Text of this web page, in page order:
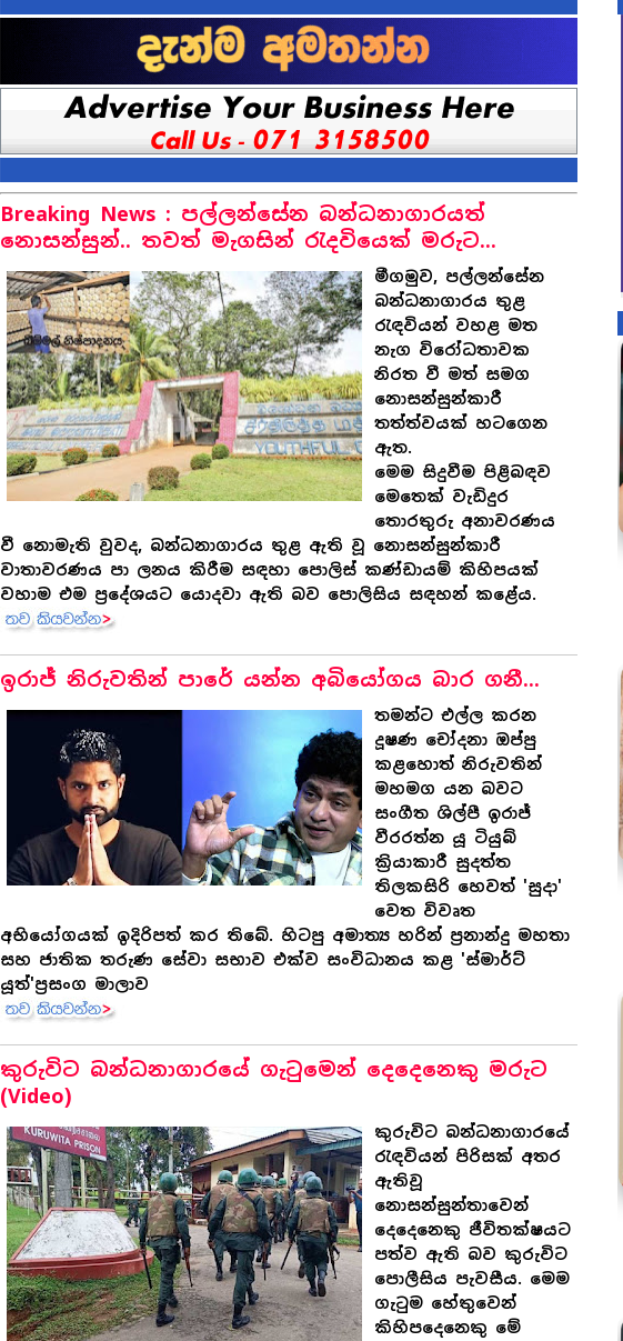
Breaking News : පල්ලන්සේන බන්ධනාගාරයත්
නොසන්සුන්.. තවත් මැගසින් රැදවියෙක් මරුට...
මීගමුව, පල්ලන්සේන
බන්ධනාගාරය තුළ
රැඳවියන් වහළ මත
නැග විරෝධතාවක
නිරත වී මත් සමග
නොසන්සුන්කාරී
තත්ත්වයක් හටගෙන
ඇත.
මෙම සිදුවීම පිළිබඳව
මෙතෙක් වැඩිදුර
තොරතුරු අනාවරණය
වී නොමැති වුවද, බන්ධනාගාරය තුළ ඇති වූ නොසන්සුන්කාරී
වාතාවරණය පා ලනය කිරීම සඳහා පොලිස් කණ්ඩායම් කිහිපයක්
වහාම එම ප්‍රදේශයට යොදවා ඇති බව පොලිසිය සඳහන් කළේය.
ඉරාජ් නිරුවතින් පාරේ යන්න අබියෝගය බාර ගනී...
තමන්ට එල්ල කරන
දූෂණ චෝදනා ඔප්පු
කළහොත් නිරුවතින්
මහමග යන බවට
සංගීත ශිල්පී ඉරාජ්
වීරරත්න යූ ටියුබ්
ක්‍රියාකාරී සුදත්ත
තිලකසිරි හෙවත් 'සුදා'
වෙත විවෘත
අභියෝගයක් ඉදිරිපත් කර තිබේ. හිටපු අමාත්‍ය හරින් ප්‍රනාන්දු මහතා
සහ ජාතික තරුණ සේවා සභාව එක්ව සංවිධානය කළ 'ස්මාර්ට්
යූත්'ප්‍රසංග මාලාව
කුරුවිට බන්ධනාගාරයේ ගැටුමෙන් දෙදෙනෙකු මරුට
(Video)
කුරුවිට බන්ධනාගාරයේ
රැඳවියන් පිරිසක් අතර
ඇතිවූ
නොසන්සුන්තාවෙන්
දෙදෙනෙකු ජීවිතක්ෂයට
පත්ව ඇති බව කුරුවිට
පොලීසිය පැවසීය. මෙම
ගැටුම හේතුවෙන්
කිහිපදෙනෙකු මේ